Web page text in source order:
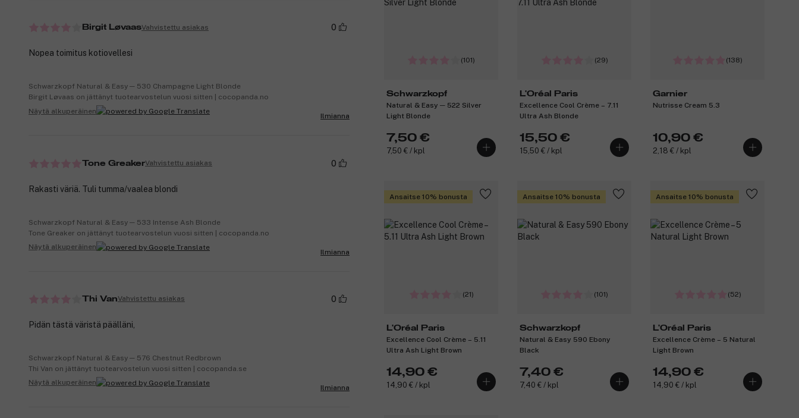
(101)
Schwarzkopf
Natural & Easy ─ 522 Silver
Light Blonde
7,50 €
7,50 € / kpl
(29)
L'Oréal Paris
Excellence Cool Crème – 7.11
Ultra Ash Blonde
15,50 €
15,50 € / kpl
(138)
Garnier
Nutrisse Cream 5.3
10,90 €
2,18 € / kpl
Ansaitse 10% bonusta
(21)
L'Oréal Paris
Excellence Cool Crème – 5.11
Ultra Ash Light Brown
14,90 €
14,90 € / kpl
Ansaitse 10% bonusta
(101)
Schwarzkopf
Natural & Easy 590 Ebony
Black
7,40 €
7,40 € / kpl
Ansaitse 10% bonusta
(52)
L'Oréal Paris
Excellence Crème – 5 Natural
Light Brown
14,90 €
14,90 € / kpl
Birgit LøvaasVahvistettu asiakas 0
Nopea toimitus kotiovellesi
Schwarzkopf Natural & Easy ─ 530 Champagne Light Blonde
Birgit Løvaas on jättänyt tuotearvostelun vuosi sitten | cocopanda.no
Näytä alkuperäinen
Ilmianna
Tone GreakerVahvistettu asiakas 0
Rakasti väriä. Tuli tumma/vaalea blondi
Schwarzkopf Natural & Easy ─ 533 Intense Ash Blonde
Tone Greaker on jättänyt tuotearvostelun vuosi sitten | cocopanda.no
Näytä alkuperäinen
Ilmianna
Thi VanVahvistettu asiakas 0
Pidän tästä väristä päälläni,
Schwarzkopf Natural & Easy ─ 576 Chestnut Redbrown
Thi Van on jättänyt tuotearvostelun vuosi sitten | cocopanda.se
Näytä alkuperäinen
Ilmianna